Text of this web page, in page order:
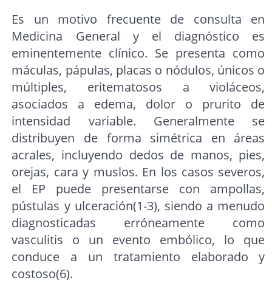
Es un motivo frecuente de consulta en
Medicina General y el diagnóstico es
eminentemente clínico. Se presenta como
máculas, pápulas, placas o nódulos, únicos o
múltiples, eritematosos a violáceos,
asociados a edema, dolor o prurito de
intensidad variable. Generalmente se
distribuyen de forma simétrica en áreas
acrales, incluyendo dedos de manos, pies,
orejas, cara y muslos. En los casos severos,
el EP puede presentarse con ampollas,
pústulas y ulceración(1-3), siendo a menudo
diagnosticadas erróneamente como
vasculitis o un evento embólico, lo que
conduce a un tratamiento elaborado y
costoso(6).